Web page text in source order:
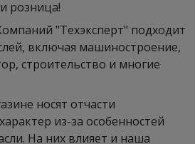
розница!
"Техэксперт" подходит
включая машиностроение,
строительство и многие
носят отчасти
из-за особенностей
На них влияет и наша